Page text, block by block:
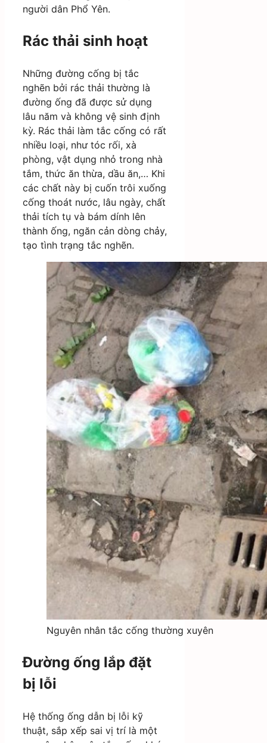
người dân Phổ Yên.
Rác thải sinh hoạt
Những đường cống bị tắc
nghẽn bởi rác thải thường là
đường ống đã được sử dụng
lâu năm và không vệ sinh định
kỳ. Rác thải làm tắc cống có rất
nhiều loại, như tóc rối, xà
phòng, vật dụng nhỏ trong nhà
tắm, thức ăn thừa, dầu ăn,… Khi
các chất này bị cuốn trôi xuống
cống thoát nước, lâu ngày, chất
thải tích tụ và bám dính lên
thành ống, ngăn cản dòng chảy,
tạo tình trạng tắc nghẽn.
Nguyên nhân tắc cống thường xuyên
Đường ống lắp đặt
bị lỗi
Hệ thống ống dẫn bị lỗi kỹ
thuật, sắp xếp sai vị trí là một